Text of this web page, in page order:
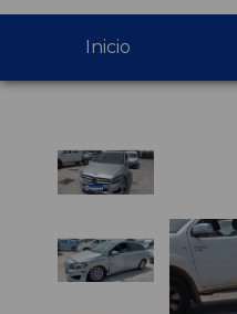
Inicio